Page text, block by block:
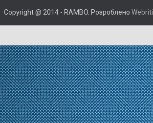
Copyright @ 2014 - RAMBO. Розроблено Webriti